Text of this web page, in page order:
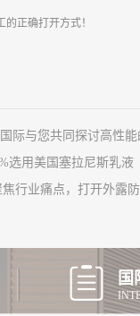
正确打开方式！
际与您共同探讨高性能
选用美国塞拉尼斯乳液
行业痛点，打开外露防
国